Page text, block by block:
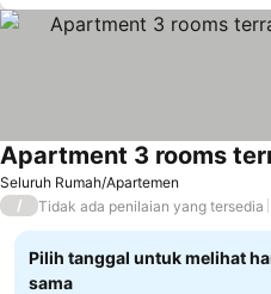
Seluruh Rumah/Apartemen
Lihat harga
/ Tidak ada penilaian yang tersedia
Pilih tanggal untuk melihat
sama